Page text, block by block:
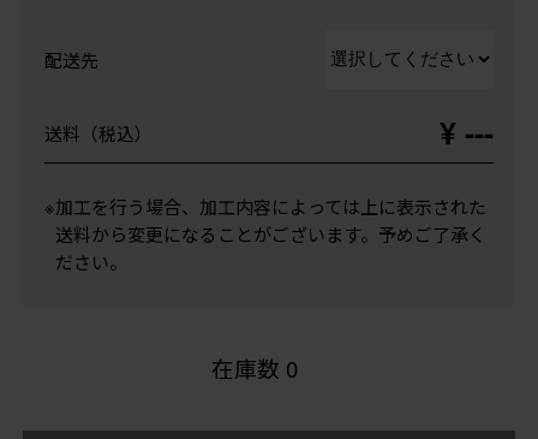
配送先
送料（税込） ¥ ---
※加工を行う場合、加工内容によっては上に表示された
送料から変更になることがございます。予めご了承く
ださい。
在庫数 0